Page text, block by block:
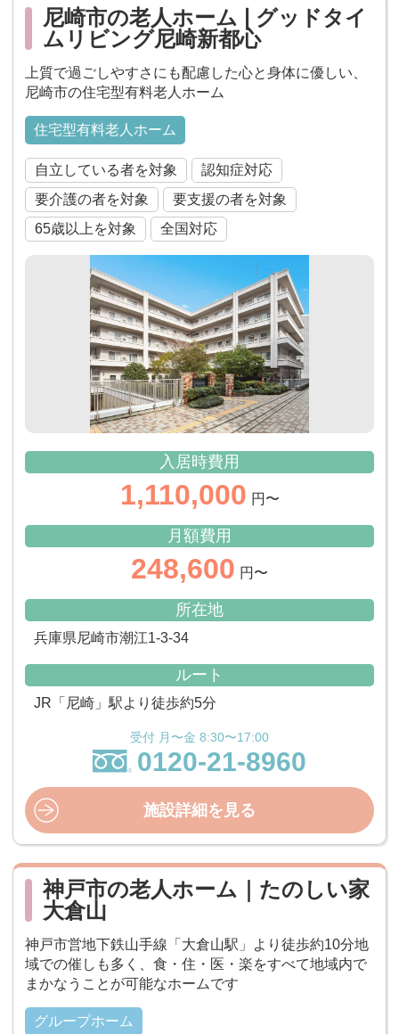
尼崎市の老人ホーム❘グッドタイ
ムリビング尼崎新都心
上質で過ごしやすさにも配慮した⼼と⾝体に優しい、
尼崎市の住宅型有料老人ホーム
住宅型有料老人ホーム
自立している者を対象
認知症対応
要介護の者を対象
要支援の者を対象
65歳以上を対象
全国対応
入居時費用
1,110,000 円〜
月額費用
248,600 円〜
所在地
兵庫県尼崎市潮江1-3-34
ルート
JR「尼崎」駅より徒歩約5分
受付 月〜金 8:30〜17:00
0120-21-8960
施設詳細を見る
神戸市の老人ホーム｜たのしい家
大倉山
神戸市営地下鉄山手線「大倉山駅」より徒歩約10分地
域での催しも多く、食・住・医・楽をすべて地域内で
まかなうことが可能なホームです
グループホーム